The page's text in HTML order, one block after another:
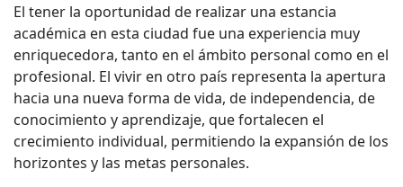
El tener la oportunidad de realizar una estancia
académica en esta ciudad fue una experiencia muy
enriquecedora, tanto en el ámbito personal como en el
profesional. El vivir en otro país representa la apertura
hacia una nueva forma de vida, de independencia, de
conocimiento y aprendizaje, que fortalecen el
crecimiento individual, permitiendo la expansión de los
horizontes y las metas personales.